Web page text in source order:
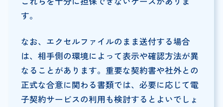
す。
なお、エクセルファイルのまま送付する場合
は、相手側の環境によって表示や確認方法が異
なることがあります。重要な契約書や社外との
正式な合意に関わる書類では、必要に応じて電
子契約サービスの利用も検討するとよいでしょ